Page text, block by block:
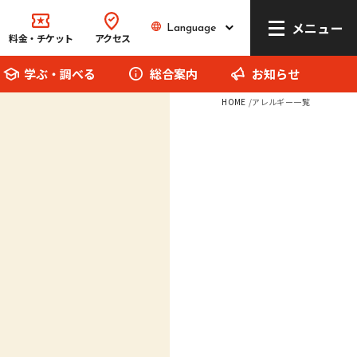
料金・チケット アクセス
Language メニュー
学ぶ・調べる 総合案内 お知らせ
Language
HOME アレルギー一覧